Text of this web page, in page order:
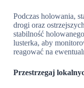
Podczas holowania,
drogi oraz
stabilność
lusterka, aby
reagować na
Przestrzegaj